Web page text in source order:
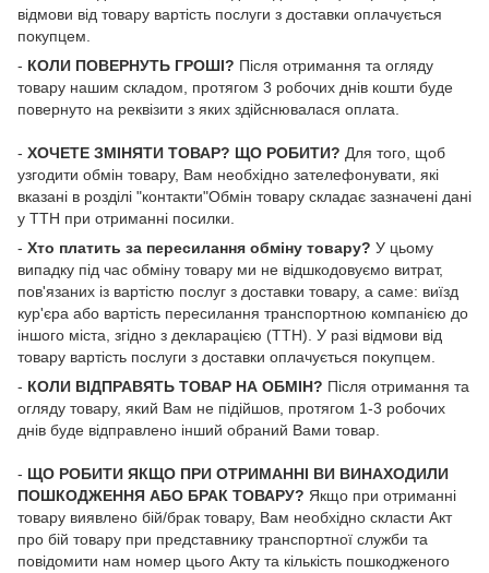
відмови від товару вартість послуги з доставки оплачується
покупцем.
- КОЛИ ПОВЕРНУТЬ ГРОШІ? Після отримання та огляду
товару нашим складом, протягом 3 робочих днів кошти буде
повернуто на реквізити з яких здійснювалася оплата.
- ХОЧЕТЕ ЗМІНЯТИ ТОВАР? ЩО РОБИТИ? Для того, щоб
узгодити обмін товару, Вам необхідно зателефонувати, які
вказані в розділі "контакти"Обмін товару складає зазначені дані
у ТТН при отриманні посилки.
- Хто платить за пересилання обміну товару? У цьому
випадку під час обміну товару ми не відшкодовуємо витрат,
пов'язаних із вартістю послуг з доставки товару, а саме: виїзд
кур'єра або вартість пересилання транспортною компанією до
іншого міста, згідно з декларацією (ТТН). У разі відмови від
товару вартість послуги з доставки оплачується покупцем.
- КОЛИ ВІДПРАВЯТЬ ТОВАР НА ОБМІН? Після отримання та
огляду товару, який Вам не підійшов, протягом 1-3 робочих
днів буде відправлено інший обраний Вами товар.
- ЩО РОБИТИ ЯКЩО ПРИ ОТРИМАННІ ВИ ВИНАХОДИЛИ
ПОШКОДЖЕННЯ АБО БРАК ТОВАРУ? Якщо при отриманні
товару виявлено бій/брак товару, Вам необхідно скласти Акт
про бій товару при представнику транспортної служби та
повідомити нам номер цього Акту та кількість пошкодженого